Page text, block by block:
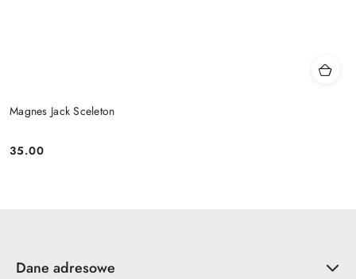
Magnes Jack Sceleton
Cena:
35.00
Dane adresowe